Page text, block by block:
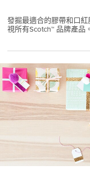
發掘最適合的膠帶和口
視所有Scotch™ 品牌產品。